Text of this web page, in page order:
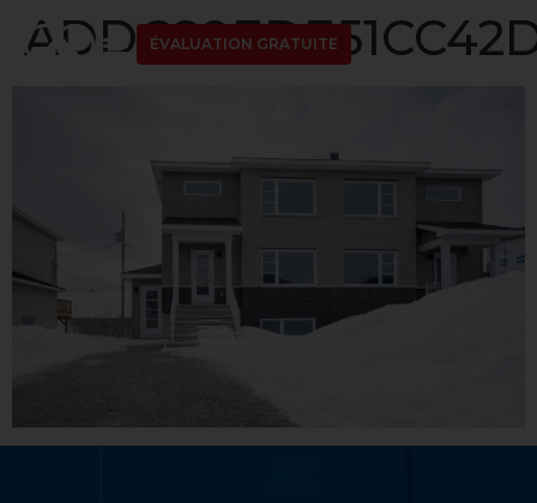
ÉVALUATION GRATUITE